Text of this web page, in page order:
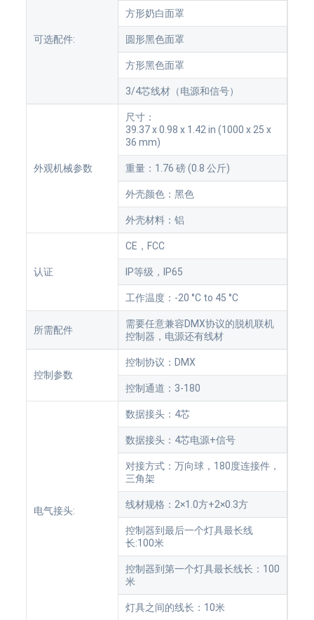
可选配件:
方形奶白面罩
圆形黑色面罩
方形黑色面罩
3/4芯线材（电源和信号）
外观机械参数
尺寸：
39.37 x 0.98 x 1.42 in (1000 x 25 x
36 mm)
重量：1.76 磅 (0.8 公斤)
外壳颜色：黑色
外壳材料：铝
认证
CE，FCC
IP等级，IP65
工作温度：-20 °C to 45 °C
所需配件
需要任意兼容DMX协议的脱机联机
控制器，电源还有线材
控制参数
控制协议：DMX
控制通道：3-180
电气接头:
数据接头：4芯
数据接头：4芯电源+信号
对接方式：万向球，180度连接件，
三角架
线材规格：2×1.0方+2×0.3方
控制器到最后一个灯具最长线
长:100米
控制器到第一个灯具最长线长：100
米
灯具之间的线长：10米